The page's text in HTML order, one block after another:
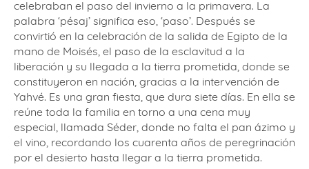
celebraban el paso del invierno a la primavera. La
palabra ‘pésaj’ significa eso, ‘paso’. Después se
convirtió en la celebración de la salida de Egipto de la
mano de Moisés, el paso de la esclavitud a la
liberación y su llegada a la tierra prometida, donde se
constituyeron en nación, gracias a la intervención de
Yahvé. Es una gran fiesta, que dura siete días. En ella se
reúne toda la familia en torno a una cena muy
especial, llamada Séder, donde no falta el pan ázimo y
el vino, recordando los cuarenta años de peregrinación
por el desierto hasta llegar a la tierra prometida.